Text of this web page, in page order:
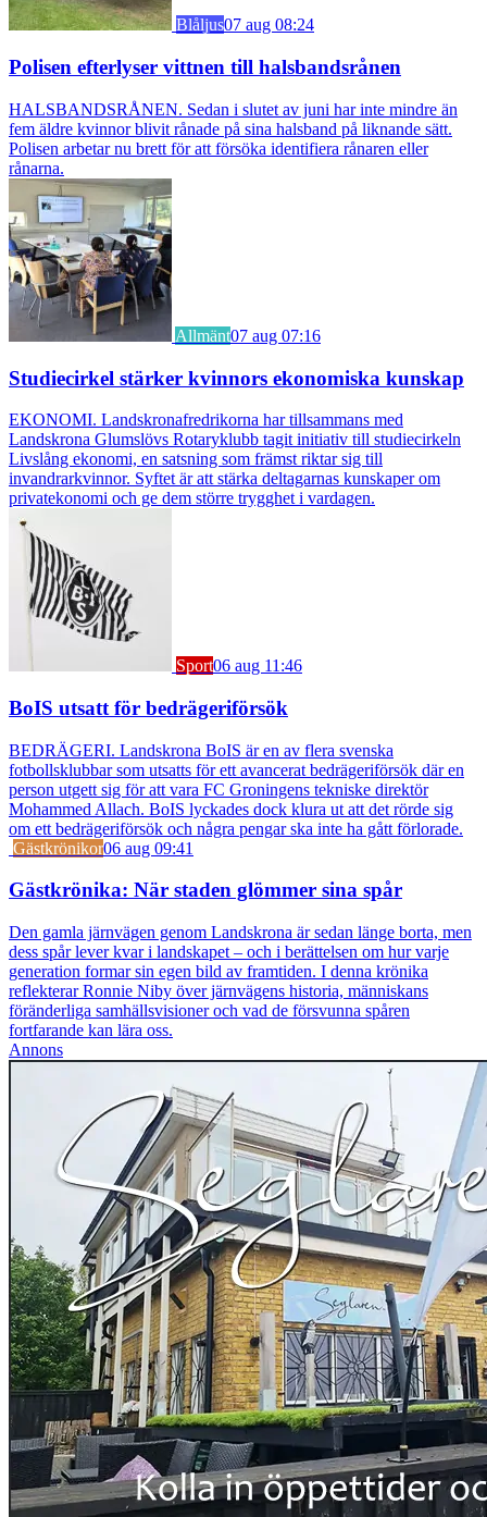
Blåljus07 aug 08:24
Polisen efterlyser vittnen till halsbandsrånen
HALSBANDSRÅNEN. Sedan i slutet av juni har inte mindre än
fem äldre kvinnor blivit rånade på sina halsband på liknande sätt.
Polisen arbetar nu brett för att försöka identifiera rånaren eller
rånarna.
Allmänt07 aug 07:16
Studiecirkel stärker kvinnors ekonomiska kunskap
EKONOMI. Landskronafredrikorna har tillsammans med
Landskrona Glumslövs Rotaryklubb tagit initiativ till studiecirkeln
Livslång ekonomi, en satsning som främst riktar sig till
invandrarkvinnor. Syftet är att stärka deltagarnas kunskaper om
privatekonomi och ge dem större trygghet i vardagen.
Sport06 aug 11:46
BoIS utsatt för bedrägeriförsök
BEDRÄGERI. Landskrona BoIS är en av flera svenska
fotbollsklubbar som utsatts för ett avancerat bedrägeriförsök där en
person utgett sig för att vara FC Groningens tekniske direktör
Mohammed Allach. BoIS lyckades dock klura ut att det rörde sig
om ett bedrägeriförsök och några pengar ska inte ha gått förlorade.
Gästkrönikor06 aug 09:41
Gästkrönika: När staden glömmer sina spår
Den gamla järnvägen genom Landskrona är sedan länge borta, men
dess spår lever kvar i landskapet – och i berättelsen om hur varje
generation formar sin egen bild av framtiden. I denna krönika
reflekterar Ronnie Niby över järnvägens historia, människans
föränderliga samhällsvisioner och vad de försvunna spåren
fortfarande kan lära oss.
Annons